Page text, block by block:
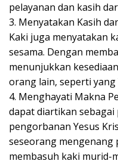
pelayanan dan kasih
3. Menyatakan Kasih
Kaki juga menyatakan
sesama. Dengan
menunjukkan
orang lain, seperti yang
4. Menghayati Makna
dapat diartikan
pengorbanan Yesus
seseorang mengenang
membasuh kaki murid-